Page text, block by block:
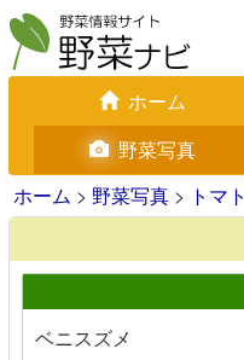
ホーム
野菜写真
ホーム > 野菜写真 > トマト
ベニスズメ